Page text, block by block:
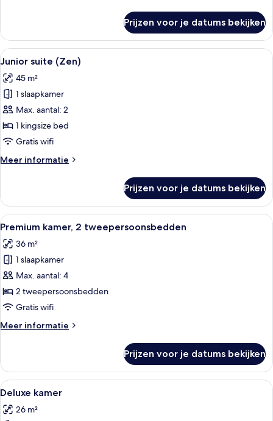
Twin
Skyline
Room
Prijzen voor je datums bekijken
Alle
foto's
voor
Junior
suite
(Zen)
laden
Een hotelkamer met een bed, een
8
Junior suite (Zen)
45 m²
1 slaapkamer
Max. aantal: 2
1 kingsize bed
Gratis wifi
Meer informatie
Meer
suite
(Zen)
Prijzen voor je datums bekijken
Alle
foto's
voor
Premium
kamer,
2
tweepersoonsbedden
Een moderne hotelkamer met een
7
Premium kamer, 2 tweepersoonsbedden
36 m²
1 slaapkamer
Max. aantal: 4
2 tweepersoonsbedden
Gratis wifi
Meer informatie
Meer
kamer,
tweepersoonsbedden
Prijzen voor je datums bekijken
Alle
foto's
voor
Een moderne slaapkamer met een
6
Deluxe kamer
26 m²